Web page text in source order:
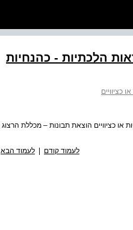
הלכתיות - כהנחיות
כציוויים
או כציוויים הוצאת תבונות – מכללת הרצוג
לעמוד קודם | לעמוד הבא